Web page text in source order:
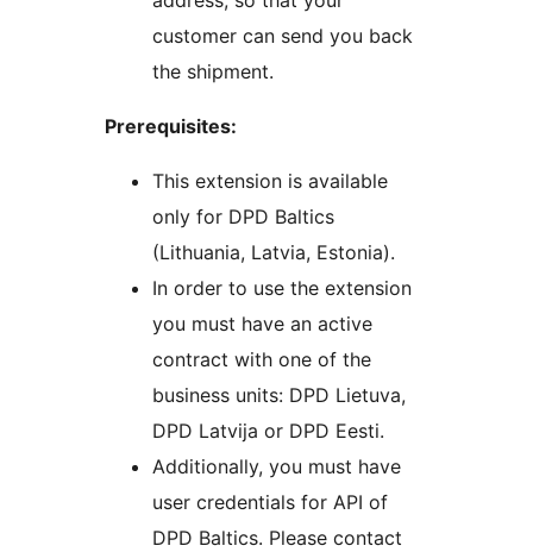
customer can send you back
the shipment.
Prerequisites:
This extension is available
only for DPD Baltics
(Lithuania, Latvia, Estonia).
In order to use the extension
you must have an active
contract with one of the
business units: DPD Lietuva,
DPD Latvija or DPD Eesti.
Additionally, you must have
user credentials for API of
DPD Baltics. Please contact